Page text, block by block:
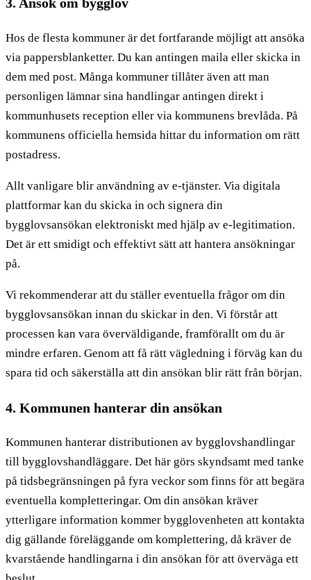
Hos de flesta kommuner är det fortfarande möjligt att ansöka
via pappersblanketter. Du kan antingen maila eller skicka in
dem med post. Många kommuner tillåter även att man
personligen lämnar sina handlingar antingen direkt i
kommunhusets reception eller via kommunens brevlåda. På
kommunens officiella hemsida hittar du information om rätt
postadress.
Allt vanligare blir användning av e-tjänster. Via digitala
plattformar kan du skicka in och signera din
bygglovsansökan elektroniskt med hjälp av e-legitimation.
Det är ett smidigt och effektivt sätt att hantera ansökningar
på.
Vi rekommenderar att du ställer eventuella frågor om din
bygglovsansökan innan du skickar in den. Vi förstår att
processen kan vara överväldigande, framförallt om du är
mindre erfaren. Genom att få rätt vägledning i förväg kan du
spara tid och säkerställa att din ansökan blir rätt från början.
4. Kommunen hanterar din ansökan
Kommunen hanterar distributionen av bygglovshandlingar
till bygglovshandläggare. Det här görs skyndsamt med tanke
på tidsbegränsningen på fyra veckor som finns för att begära
eventuella kompletteringar. Om din ansökan kräver
ytterligare information kommer bygglovenheten att kontakta
dig gällande föreläggande om komplettering, då kräver de
kvarstående handlingarna i din ansökan för att överväga ett